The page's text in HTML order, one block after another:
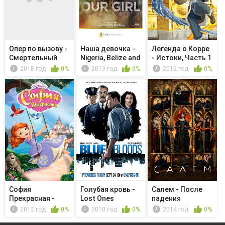
Опер по вызову -
Смертельный
приговор
2018 год 0%
Наша девочка -
Nigeria, Belize and
Ba...2013 год 0%
Легенда о Корре
- Истоки, Часть 1
2012 год 0%
София
Прекрасная -
Управляем
2012 год 0%
Голубая кровь -
Lost Ones
2010 год 0%
Салем - После
падения
2014 год 0%